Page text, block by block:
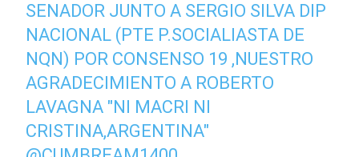
SENADOR JUNTO A SERGIO SILVA DIP
NACIONAL (PTE P.SOCIALIASTA DE
NQN) POR CONSENSO 19 ,NUESTRO
AGRADECIMIENTO A ROBERTO
LAVAGNA "NI MACRI NI
CRISTINA,ARGENTINA"